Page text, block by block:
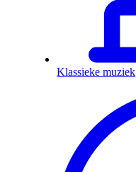
Klassieke muziek